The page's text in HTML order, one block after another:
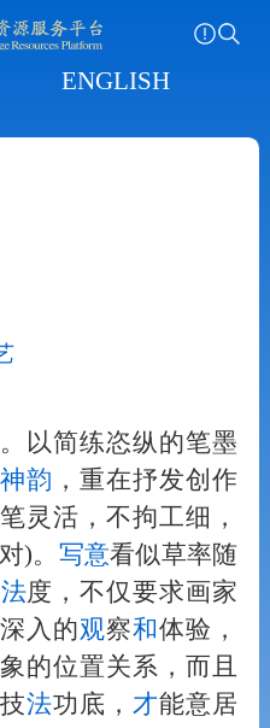
ENGLISH
以简练恣纵的笔墨
神韵 ，重在抒发创作
灵活，不拘工细，
)。 写意看似草率随
法度，不仅要求画家
入的观察和体验，
的位置关系，而且
法功底， 才能意居